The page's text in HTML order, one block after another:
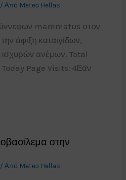
/ Από Meteo Hellas
mammatus στον
άφιξη καταιγίδων,
ανέμων. Total
Page Visits: 4Εαν
στην
/ Από Meteo Hellas